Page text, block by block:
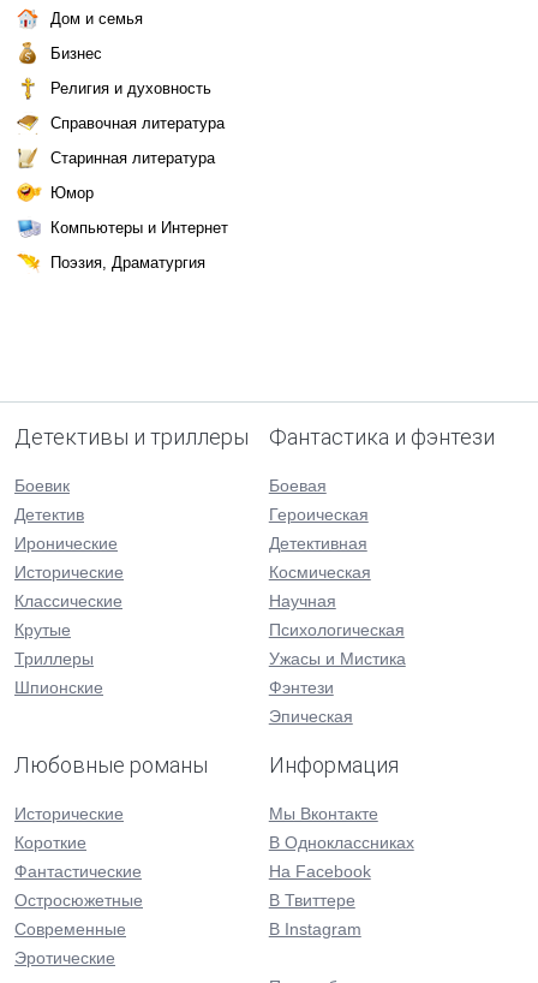
Дом и семья
Бизнес
Религия и духовность
Справочная литература
Старинная литература
Юмор
Компьютеры и Интернет
Поэзия, Драматургия
Детективы и триллеры
Боевик
Детектив
Иронические
Исторические
Классические
Крутые
Триллеры
Шпионские
Фантастика и фэнтези
Боевая
Героическая
Детективная
Космическая
Научная
Психологическая
Ужасы и Мистика
Фэнтези
Эпическая
Любовные романы
Исторические
Короткие
Фантастические
Остросюжетные
Современные
Эротические
Информация
Мы Вконтакте
В Одноклассниках
На Facebook
В Твиттере
В Instagram